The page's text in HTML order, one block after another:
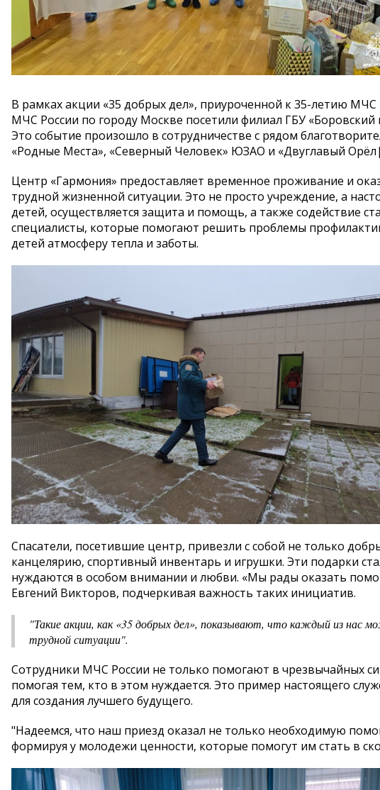
В рамках акции «35 добрых дел», приуроченной к 35-летию
МЧС России по городу Москве посетили филиал ГБУ
Это событие произошло в сотрудничестве с рядом
«Родные Места», «Северный Человек» ЮЗАО и «Двуглавый
Центр «Гармония» предоставляет временное проживание и
трудной жизненной ситуации. Это не просто учреждение, а
детей, осуществляется защита и помощь, а также содействие
специалисты, которые помогают решить проблемы
детей атмосферу тепла и заботы.
Спасатели, посетившие центр, привезли с собой не только
канцелярию, спортивный инвентарь и игрушки. Эти подарки
нуждаются в особом внимании и любви. «Мы рады оказать
Евгений Викторов, подчеркивая важность таких инициатив.
"Такие акции, как «35 добрых дел», показывают, что каждый из нас
трудной ситуации".
Сотрудники МЧС России не только помогают в чрезвычайных
помогая тем, кто в этом нуждается. Это пример настоящего
для создания лучшего будущего.
"Надеемся, что наш приезд оказал не только необходимую
формируя у молодежи ценности, которые помогут им стать в